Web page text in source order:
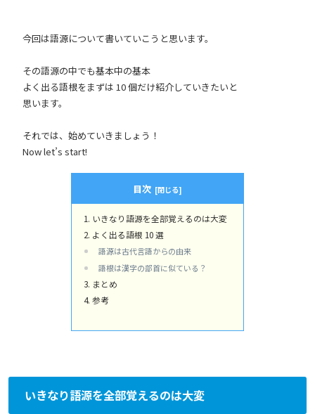
今回は語源について書いていこうと思います。
その語源の中でも基本中の基本
よく出る語根をまずは 10 個だけ紹介していきたいと
思います。
それでは、始めていきましょう！
Now let’s start!
目次
いきなり語源を全部覚えるのは大変
よく出る語根 10 選
語源は古代言語からの由来
語根は漢字の部首に似ている？
まとめ
参考
いきなり語源を全部覚えるのは大変